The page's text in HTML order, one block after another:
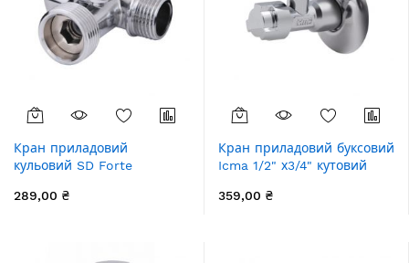
Кран приладовий
кульовий SD Forte
SF186W152015
289,00 ₴
Кран приладовий буксовий
Icma 1/2" х3/4" кутовий
359,00 ₴